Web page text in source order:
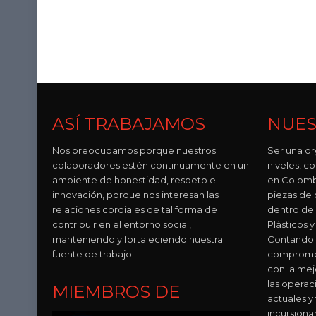
ASÍ TRABAJAMOS
Nos preocupamos porque nuestros
colaboradores estén continuamente en un
ambiente de honestidad, respeto e
innovación, porque nos interesan las
relaciones cordiales de tal forma de
contribuir en el entorno social,
manteniendo y fortaleciendo nuestra
fuente de trabajo.
MIEMBROS DE
Ser una
niveles,
en
piezas de
dentro de
Plásticos
Contando
con la
las
actuales